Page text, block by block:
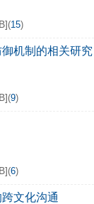
](15)
机制的相关研究
](9)
](6)
文化沟通